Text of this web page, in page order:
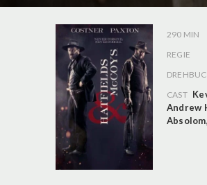
290 MIN
REGIE
CAST
Andrew
Absolom,